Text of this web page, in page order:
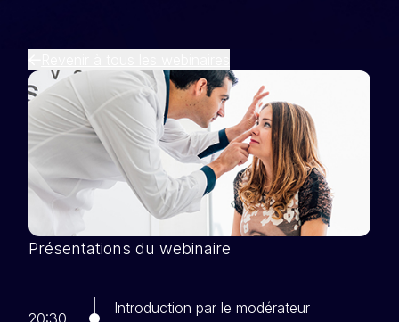
Présentations du webinaire
20:30
Introduction par le modérateur